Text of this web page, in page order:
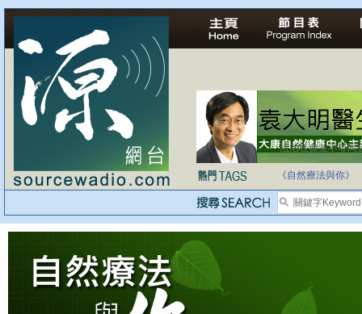
法治社會並不等同
《自然療法與你》